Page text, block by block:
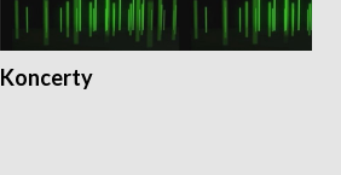
Koncerty